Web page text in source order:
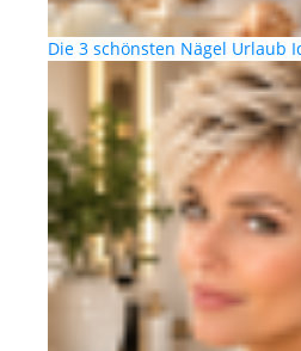
Die 3 schönsten Nägel Urlaub